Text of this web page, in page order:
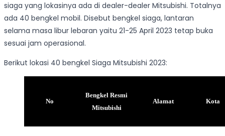
siaga yang lokasinya ada di dealer-dealer Mitsubishi. Totalnya
ada 40 bengkel mobil. Disebut bengkel siaga, lantaran
selama masa libur lebaran yaitu 21-25 April 2023 tetap buka
sesuai jam operasional.
Berikut lokasi 40 bengkel Siaga Mitsubishi 2023:
No
Bengkel Resmi
Mitsubishi
Alamat Kota